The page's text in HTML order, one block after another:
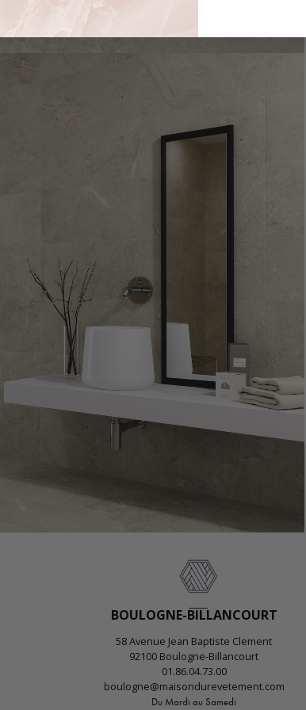
BOULOGNE-BILLANCOURT
58 Avenue Jean Baptiste Clement
92100 Boulogne-Billancourt
01.86.04.73.00
boulogne@maisondurevetement.com
Du Mardi au Samedi